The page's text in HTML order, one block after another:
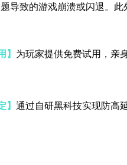
导致的游戏崩溃或闪退。此
为玩家提供免费试用，亲
】通过自研黑科技实现防高